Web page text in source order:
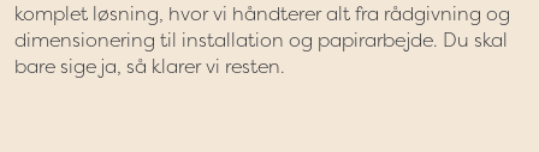
komplet løsning, hvor vi håndterer alt fra rådgivning og
dimensionering til installation og papirarbejde. Du skal
bare sige ja, så klarer vi resten.